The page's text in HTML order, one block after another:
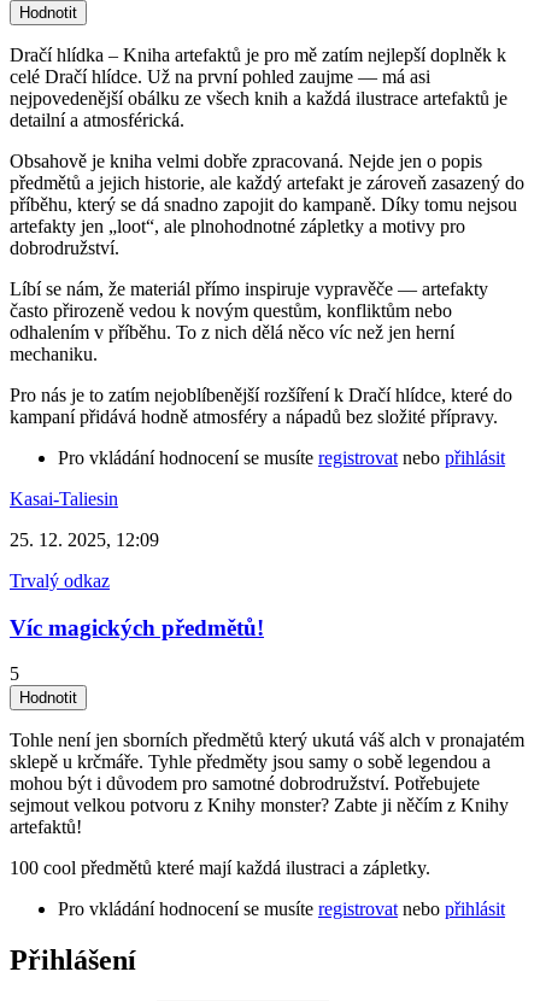
Dračí hlídka – Kniha artefaktů je pro mě zatím nejlepší doplněk k
celé Dračí hlídce. Už na první pohled zaujme — má asi
nejpovedenější obálku ze všech knih a každá ilustrace artefaktů je
detailní a atmosférická.
Obsahově je kniha velmi dobře zpracovaná. Nejde jen o popis
předmětů a jejich historie, ale každý artefakt je zároveň zasazený do
příběhu, který se dá snadno zapojit do kampaně. Díky tomu nejsou
artefakty jen „loot“, ale plnohodnotné zápletky a motivy pro
dobrodružství.
Líbí se nám, že materiál přímo inspiruje vypravěče — artefakty
často přirozeně vedou k novým questům, konfliktům nebo
odhalením v příběhu. To z nich dělá něco víc než jen herní
mechaniku.
Pro nás je to zatím nejoblíbenější rozšíření k Dračí hlídce, které do
kampaní přidává hodně atmosféry a nápadů bez složité přípravy.
Pro vkládání hodnocení se musíte registrovat nebo přihlásit
Kasai-Taliesin
25. 12. 2025, 12:09
Trvalý odkaz
Víc magických předmětů!
5
Tohle není jen sborních předmětů který ukutá váš alch v pronajatém
sklepě u krčmáře. Tyhle předměty jsou samy o sobě legendou a
mohou být i důvodem pro samotné dobrodružství. Potřebujete
sejmout velkou potvoru z Knihy monster? Zabte ji něčím z Knihy
artefaktů!
100 cool předmětů které mají každá ilustraci a zápletky.
Pro vkládání hodnocení se musíte registrovatnebo přihlásit
Přihlášení